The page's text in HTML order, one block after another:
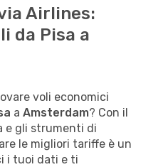
Airlines:
da Pisa a
voli economici
a Amsterdam? Con il
e gli strumenti di
le migliori tariffe è un
i tuoi dati e ti